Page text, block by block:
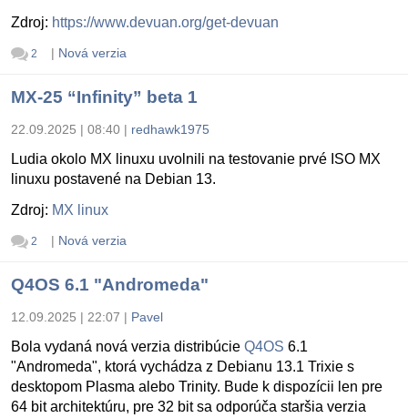
Zdroj: https://www.devuan.org/get-devuan
2 | Nová verzia
MX-25 “Infinity” beta 1
22.09.2025 | 08:40 | redhawk1975
Ludia okolo MX linuxu uvolnili na testovanie prvé ISO MX
linuxu postavené na Debian 13.
Zdroj: MX linux
2 | Nová verzia
Q4OS 6.1 "Andromeda"
12.09.2025 | 22:07 | Pavel
Bola vydaná nová verzia distribúcie Q4OS 6.1
"Andromeda", ktorá vychádza z Debianu 13.1 Trixie s
desktopom Plasma alebo Trinity. Bude k dispozícii len pre
64 bit architektúru, pre 32 bit sa odporúča staršia verzia